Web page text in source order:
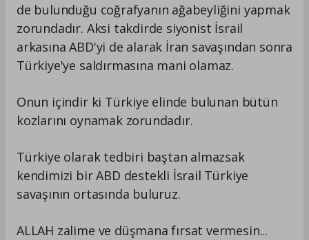
de bulunduğu coğrafyanın ağabeyliğini yapmak
zorundadır. Aksi takdirde siyonist İsrail
arkasına ABD'yi de alarak İran savaşından sonra
Türkiye'ye saldırmasına mani olamaz.
Onun içindir ki Türkiye elinde bulunan bütün
kozlarını oynamak zorundadır.
Türkiye olarak tedbiri baştan almazsak
kendimizi bir ABD destekli İsrail Türkiye
savaşının ortasında buluruz.
ALLAH zalime ve düşmana fırsat vermesin...